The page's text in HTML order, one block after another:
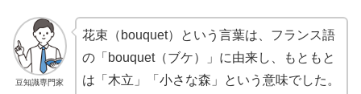
豆知識専門家
花束（bouquet）という言葉は、フランス語
の「bouquet（ブケ）」に由来し、もともと
は「木立」「小さな森」という意味でした。